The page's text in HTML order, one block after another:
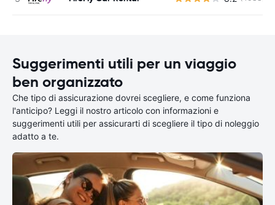
Suggerimenti utili per un viaggio
ben organizzato
Che tipo di assicurazione dovrei scegliere, e come funziona
l'anticipo? Leggi il nostro articolo con informazioni e
suggerimenti utili per assicurarti di scegliere il tipo di noleggio
adatto a te.